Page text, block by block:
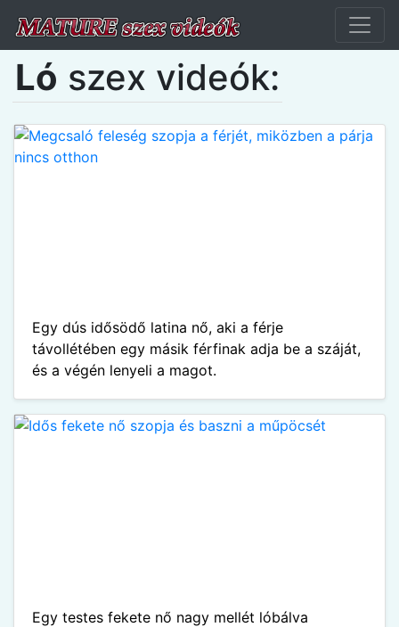
Ló szex videók:
Egy dús idősödő latina nő, aki a férje
távollétében egy másik férfinak adja be a száját,
és a végén lenyeli a magot.
Egy testes fekete nő nagy mellét lóbálva